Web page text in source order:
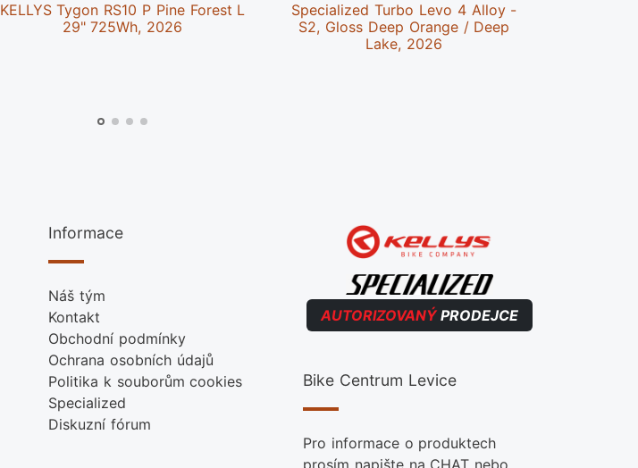
KELLYS Tygon RS10 P Pine Forest L
29" 725Wh, 2026
Specialized Turbo Levo 4 Alloy -
S2, Gloss Deep Orange / Deep
Lake, 2026
Informace
Náš tým
Kontakt
Obchodní podmínky
Ochrana osobních údajů
Politika k souborům cookies
Specialized
Diskuzní fórum
AUTORIZOVANÝPRODEJCE
Bike Centrum Levice
Pro informace o produktech
prosím napište na CHAT nebo